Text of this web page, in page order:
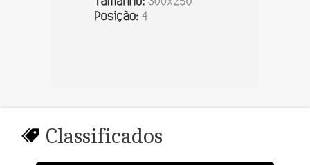
Classificados